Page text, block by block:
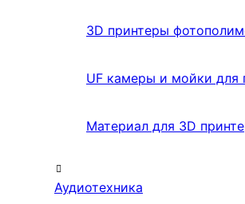
3D принтеры
UF камеры и мойки для
Материал для 3D
Аудиотехника